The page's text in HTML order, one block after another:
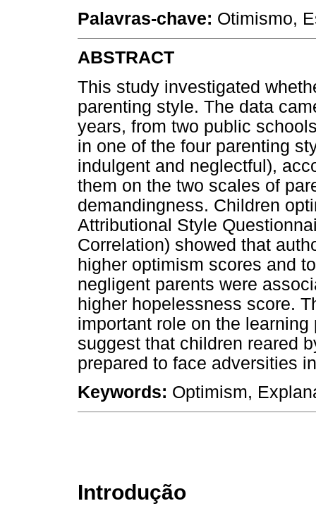
Palavras-chave: Otimismo,
ABSTRACT
This study investigated
parenting style. The data
years, from two public
in one of the four parenting
indulgent and neglectful),
them on the two scales of
demandingness. Children
Attributional Style
Correlation) showed that
higher optimism scores and
negligent parents were
higher hopelessness score.
important role on the
suggest that children reared
prepared to face adversities
Keywords: Optimism,
Introdução